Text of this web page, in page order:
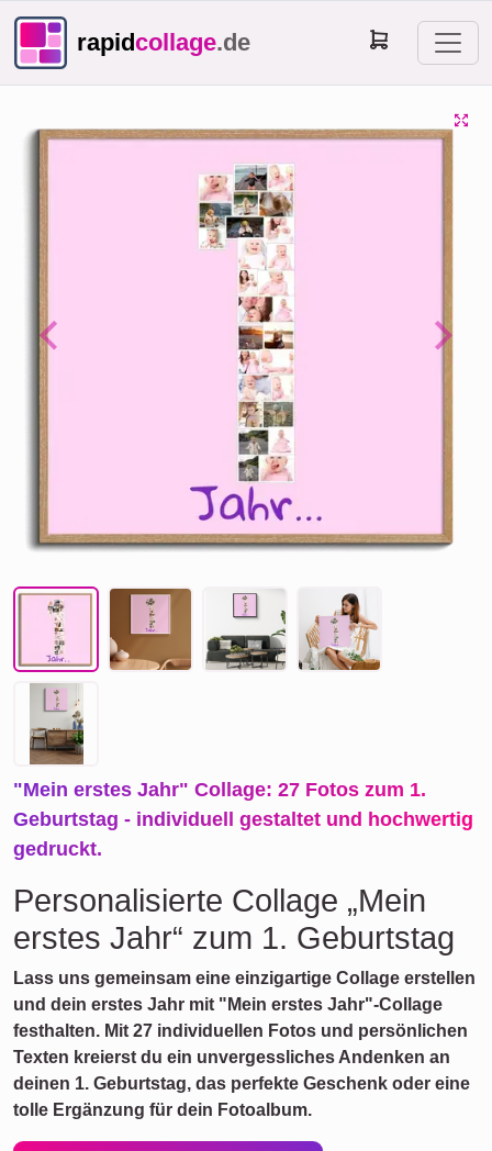
rapidcollage.de
Previous Next
"Mein erstes Jahr" Collage: 27 Fotos zum 1.
Geburtstag - individuell gestaltet und hochwertig
gedruckt.
Personalisierte Collage „Mein
erstes Jahr“ zum 1. Geburtstag
Lass uns gemeinsam eine einzigartige Collage erstellen
und dein erstes Jahr mit "Mein erstes Jahr"-Collage
festhalten. Mit 27 individuellen Fotos und persönlichen
Texten kreierst du ein unvergessliches Andenken an
deinen 1. Geburtstag, das perfekte Geschenk oder eine
tolle Ergänzung für dein Fotoalbum.